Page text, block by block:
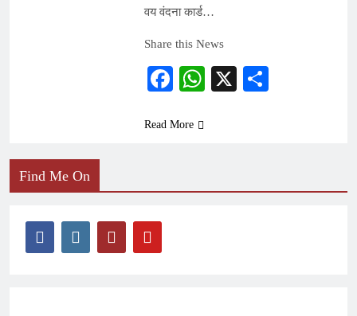
वय वंदना कार्ड…
Share this News
Facebook
WhatsApp
X
Read More
Find Me On